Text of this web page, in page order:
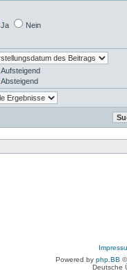
Ja Nein
Aufsteigend
Absteigend
Powered by php.BB
Deutsche